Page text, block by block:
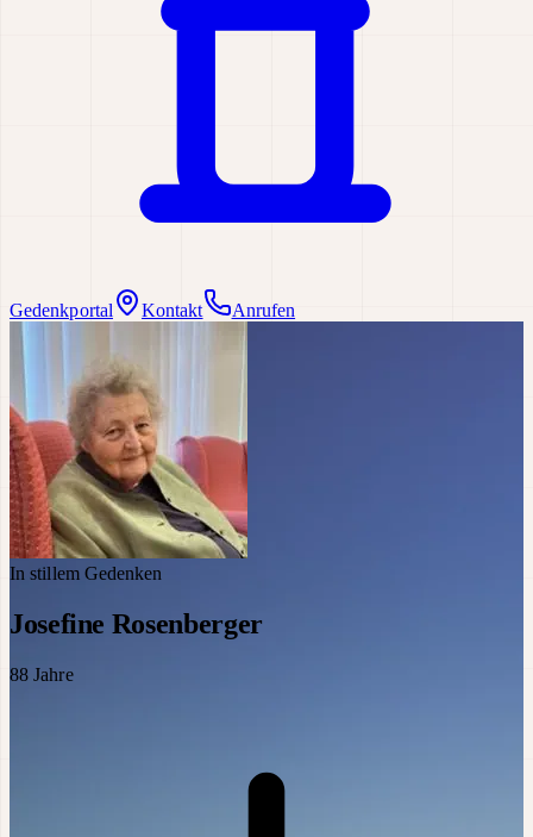
Gedenkportal Kontakt Anrufen
In stillem Gedenken
Josefine Rosenberger
88 Jahre